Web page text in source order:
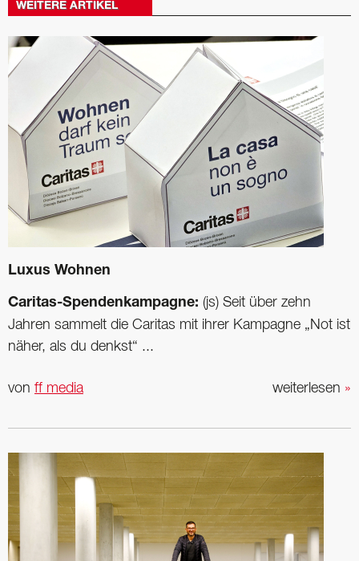
WEITERE ARTIKEL
Luxus Wohnen
Caritas-Spendenkampagne: (js) Seit über zehn
Jahren sammelt die Caritas mit ihrer Kampagne „Not ist
näher, als du denkst“ ...
weiterlesen »
von ff media